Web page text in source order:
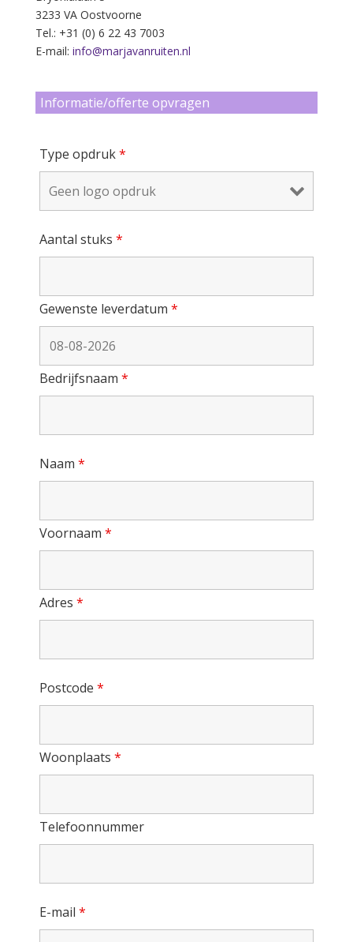
3233 VA Oostvoorne
Tel.: +31 (0) 6 22 43 7003
E-mail: info@marjavanruiten.nl
Informatie/offerte opvragen
Type opdruk*
Aantal stuks *
Gewenste leverdatum *
Bedrijfsnaam *
Naam *
Voornaam *
Adres *
Postcode *
Woonplaats *
Telefoonnummer
E-mail *